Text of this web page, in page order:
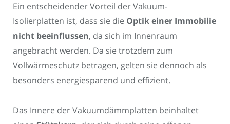
Ein entscheidender Vorteil der Vakuum-
Isolierplatten ist, dass sie die Optik einer Immobilie
nicht beeinflussen, da sich im Innenraum
angebracht werden. Da sie trotzdem zum
Vollwärmeschutz betragen, gelten sie dennoch als
besonders energiesparend und effizient.
Das Innere der Vakuumdämmplatten beinhaltet